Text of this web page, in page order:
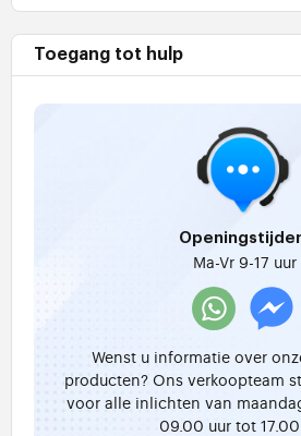
Toegang tot hulp
Ma-Vr 9-17 uur
Wenst u informatie over
producten? Ons verkoopteam
voor alle inlichten van
09.00 uur tot 17.00